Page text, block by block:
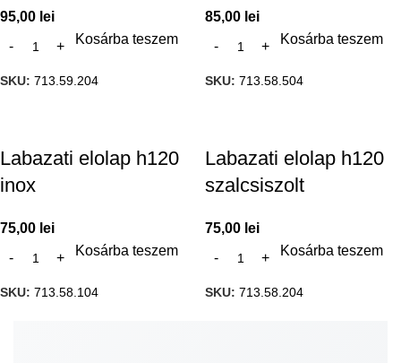
95,00 lei
Kosárba teszem
SKU: 713.59.204
85,00 lei
Kosárba teszem
SKU: 713.58.504
Labazati elolap h120
inox
75,00 lei
Kosárba teszem
SKU: 713.58.104
Labazati elolap h120
szalcsiszolt
75,00 lei
Kosárba teszem
SKU: 713.58.204